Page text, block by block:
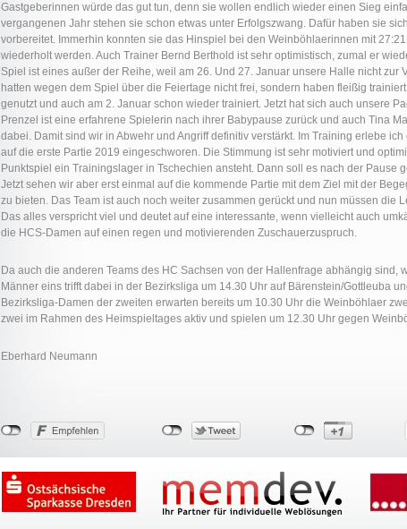
Gastgeberinnen würde das gut tun, denn sie wollen endlich wieder einen Sieg
vergangenen Jahr stehen sie schon etwas unter Erfolgszwang. Dafür haben sie
vorbereitet. Immerhin konnten sie das Hinspiel bei den Weinböhlaerinnen mit
wiederholt werden. Auch Trainer Bernd Berthold ist sehr optimistisch, zumal er
Spiel ist eines außer der Reihe, weil am 26. Und 27. Januar unsere Halle nicht zur
hatten wegen dem Spiel über die Feiertage nicht frei, sondern haben fleißig
genutzt und auch am 2. Januar schon wieder trainiert. Jetzt hat sich auch unsere
Prenzel ist eine erfahrene Spielerin nach ihrer Babypause zurück und auch Tina
dabei. Damit sind wir in Abwehr und Angriff definitiv verstärkt. Im Training erlebe
auf die erste Partie 2019 eingeschworen. Die Stimmung ist sehr motiviert und
Punktspiel ein Trainingslager in Tschechien ansteht. Dann soll es nach der Pause
Jetzt sehen wir aber erst einmal auf die kommende Partie mit dem Ziel mit der
zu bieten. Das Team ist auch noch weiter zusammen gerückt und nun müssen die
Das alles verspricht viel und deutet auf eine interessante, wenn vielleicht auch
die HCS-Damen auf einen regen und motivierenden Zuschauerzuspruch.
Da auch die anderen Teams des HC Sachsen von der Hallenfrage abhängig sind,
Männer eins trifft dabei in der Bezirksliga um 14.30 Uhr auf Bärenstein/Gottleuba
Bezirksliga-Damen der zweiten erwarten bereits um 10.30 Uhr die Weinböhlaer
zwei im Rahmen des Heimspieltages aktiv und spielen um 12.30 Uhr gegen
Eberhard Neumann